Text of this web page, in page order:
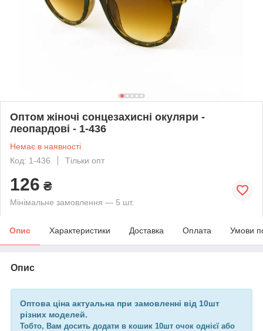
Оптом жіночі сонцезахисні окуляри -
леопардові - 1-436
Немає в наявності
Код: 1-436
Тільки опт
126 ₴
Мінімальне замовлення — 5 шт.
Опис Характеристики Доставка Оплата Умови
Опис
Оптова ціна актуальна при замовленні від 10шт
різних моделей.
Тобто, Вам досить додати в кошик 10шт очок однієї або